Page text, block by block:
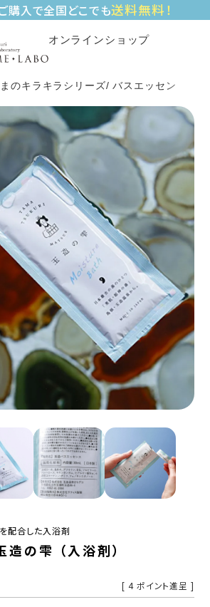
購入で全国どこでも送料無料！
オンラインショップ
のキラキラシリーズ バスエッセンス 玉
配合した入浴剤
の雫 （入浴剤）
[ 4 ポイント進呈 ]